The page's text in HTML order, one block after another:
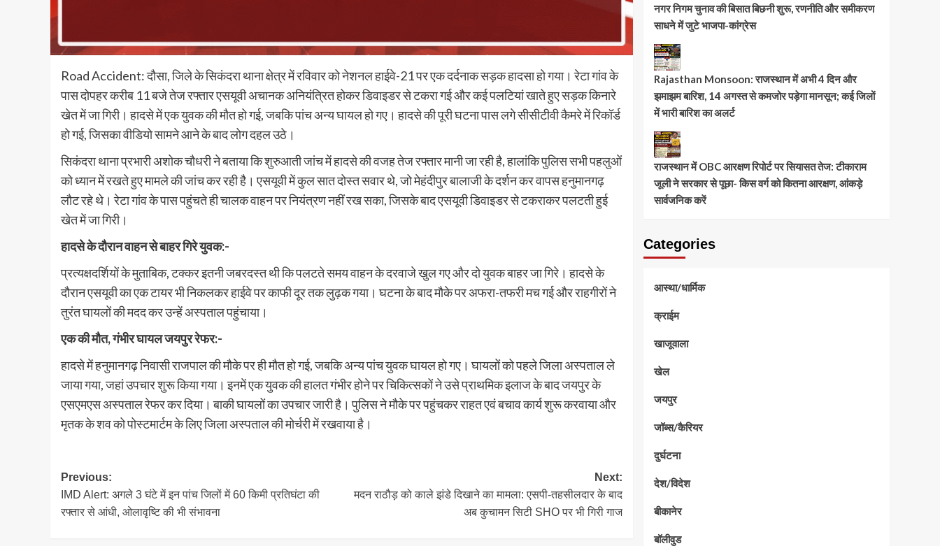
Road Accident: दौसा, जिले के सिकंदरा थाना क्षेत्र में रविवार को नेशनल हाईवे-21 पर एक दर्दनाक सड़क हादसा हो गया। रेटा गांव के
पास दोपहर करीब 11 बजे तेज रफ्तार एसयूवी अचानक अनियंत्रित होकर डिवाइडर से टकरा गई और कई पलटियां खाते हुए सड़क किनारे
खेत में जा गिरी। हादसे में एक युवक की मौत हो गई, जबकि पांच अन्य घायल हो गए। हादसे की पूरी घटना पास लगे सीसीटीवी कैमरे में रिकॉर्ड
हो गई, जिसका वीडियो सामने आने के बाद लोग दहल उठे।
सिकंदरा थाना प्रभारी अशोक चौधरी ने बताया कि शुरुआती जांच में हादसे की वजह तेज रफ्तार मानी जा रही है, हालांकि पुलिस सभी पहलुओं
को ध्यान में रखते हुए मामले की जांच कर रही है। एसयूवी में कुल सात दोस्त सवार थे, जो मेहंदीपुर बालाजी के दर्शन कर वापस हनुमानगढ़
लौट रहे थे। रेटा गांव के पास पहुंचते ही चालक वाहन पर नियंत्रण नहीं रख सका, जिसके बाद एसयूवी डिवाइडर से टकराकर पलटती हुई
खेत में जा गिरी।
हादसे के दौरान वाहन से बाहर गिरे युवक:-
प्रत्यक्षदर्शियों के मुताबिक, टक्कर इतनी जबरदस्त थी कि पलटते समय वाहन के दरवाजे खुल गए और दो युवक बाहर जा गिरे। हादसे के
दौरान एसयूवी का एक टायर भी निकलकर हाईवे पर काफी दूर तक लुढ़क गया। घटना के बाद मौके पर अफरा-तफरी मच गई और राहगीरों ने
तुरंत घायलों की मदद कर उन्हें अस्पताल पहुंचाया।
एक की मौत, गंभीर घायल जयपुर रेफर:-
हादसे में हनुमानगढ़ निवासी राजपाल की मौके पर ही मौत हो गई, जबकि अन्य पांच युवक घायल हो गए। घायलों को पहले जिला अस्पताल ले
जाया गया, जहां उपचार शुरू किया गया। इनमें एक युवक की हालत गंभीर होने पर चिकित्सकों ने उसे प्राथमिक इलाज के बाद जयपुर के
एसएमएस अस्पताल रेफर कर दिया। बाकी घायलों का उपचार जारी है। पुलिस ने मौके पर पहुंचकर राहत एवं बचाव कार्य शुरू करवाया और
मृतक के शव को पोस्टमार्टम के लिए जिला अस्पताल की मोर्चरी में रखवाया है।
Post
navigation
Previous:
IMD Alert: अगले 3 घंटे में इन पांच जिलों में 60 किमी प्रतिघंटा की
रफ्तार से आंधी, ओलावृष्टि की भी संभावना
Next:
मदन राठौड़ को काले झंडे दिखाने का मामला: एसपी-तहसीलदार के बाद
अब कुचामन सिटी SHO पर भी गिरी गाज
नगर निगम चुनाव की बिसात बिछनी शुरू, रणनीति और समीकरण
साधने में जुटे भाजपा-कांग्रेस
Rajasthan Monsoon: राजस्थान में अभी 4 दिन और
झमाझम बारिश, 14 अगस्त से कमजोर पड़ेगा मानसून; कई जिलों
में भारी बारिश का अलर्ट
राजस्थान में OBC आरक्षण रिपोर्ट पर सियासत तेज: टीकाराम
जूली ने सरकार से पूछा- किस वर्ग को कितना आरक्षण, आंकड़े
सार्वजनिक करें
Categories
आस्था/धार्मिक
क्राईम
खाजूवाला
खेल
जयपुर
जॉब्स/कैरियर
दुर्घटना
देश/विदेश
बीकानेर
बॉलीवुड